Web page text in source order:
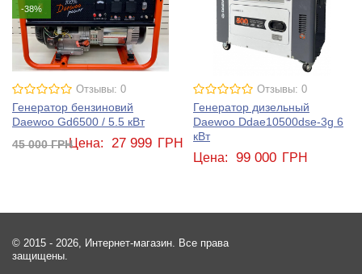
-38%
Отзывы: 0
Генератор бензиновий
Daewoo Gd6500 / 5.5 кВт
45 000ГРНЦена: 27 999 ГРН
Отзывы: 0
Генератор дизельный
Daewoo Ddae10500dse-3g 6
кВт
Цена: 99 000 ГРН
© 2015 - 2026, Интернет-магазин. Все права
защищены.